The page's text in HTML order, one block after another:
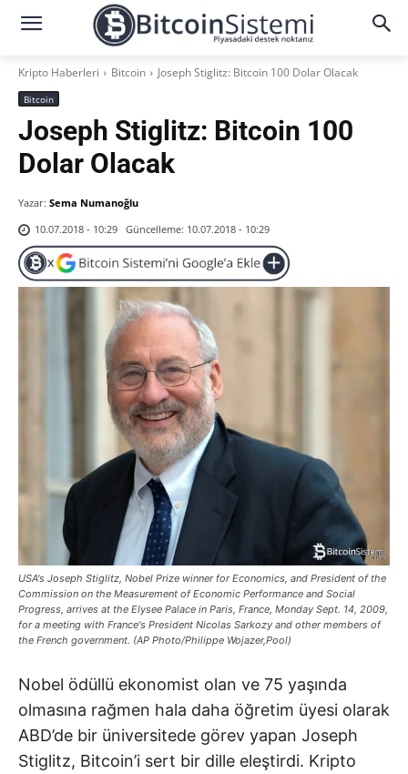
Kripto Haberleri Bitcoin Joseph Stiglitz: Bitcoin 100 Dolar Olacak
Bitcoin
Joseph Stiglitz: Bitcoin 100
Dolar Olacak
Yazar: Sema Numanoğlu
10.07.2018 - 10:29 Güncelleme: 10.07.2018 - 10:29
USA's Joseph Stiglitz, Nobel Prize winner for Economics, and President of the
Commission on the Measurement of Economic Performance and Social
Progress, arrives at the Elysee Palace in Paris, France, Monday Sept. 14, 2009,
for a meeting with France's President Nicolas Sarkozy and other members of
the French government. (AP Photo/Philippe Wojazer,Pool)
Nobel ödüllü ekonomist olan ve 75 yaşında
olmasına rağmen hala daha öğretim üyesi olarak
ABD’de bir üniversitede görev yapan Joseph
Stiglitz, Bitcoin’i sert bir dille eleştirdi. Kripto